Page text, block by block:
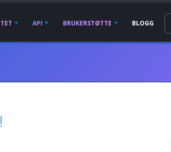
API BRUKERSTØTTE BLOGG